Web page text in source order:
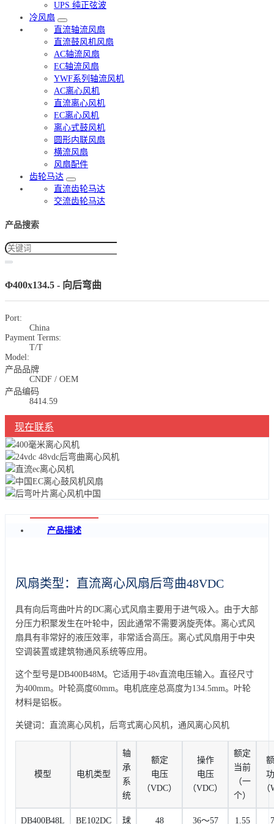
UPS 纯正弦波
冷风扇
直流轴流风扇
直流鼓风机风扇
AC轴流风扇
EC轴流风扇
YWF系列轴流风机
AC离心风机
直流离心风机
EC离心风机
离心式鼓风机
圆形内联风扇
横流风扇
风扇配件
齿轮马达
直流齿轮马达
交流齿轮马达
产品搜索
Φ400x134.5 - 向后弯曲
Port:
China
Payment Terms:
T/T
Model:
产品品牌
CNDF / OEM
产品编码
8414.59
现在联系
产品描述
风扇类型：直流离心风扇后弯曲48VDC
具有向后弯曲叶片的DC离心式风扇主要用于进气吸入。由于大部
分压力积聚发生在叶轮中，因此通常不需要涡旋壳体。离心式风
扇具有非常好的液压效率，非常适合高压。离心式风扇用于中央
空调装置或建筑物通风系统等应用。
这个型号是DB400B48M。它适用于48v直流电压输入。直径尺寸
为400mm。叶轮高度60mm。电机底座总高度为134.5mm。叶轮
材料是铝板。
关键词：直流离心风机，后弯式离心风机，通风离心风机
模型 电机类型
轴
承
系
统
额定
电压
（VDC）
操作
电压
（VDC）
额定
当前
（一
个）
DB400B48L BE102DC 球 48 36〜57 1.55